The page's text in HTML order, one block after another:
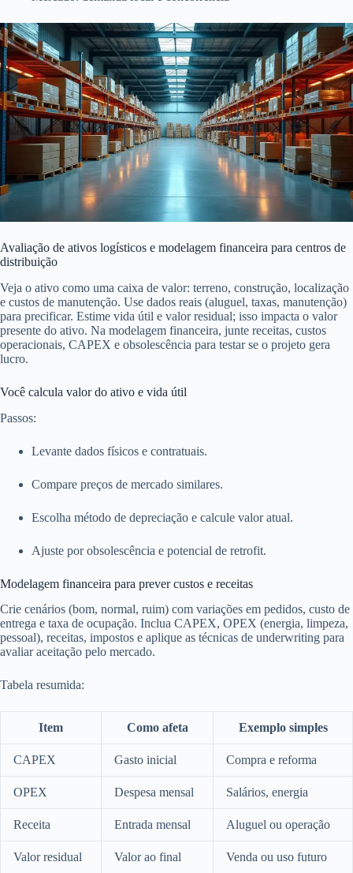
Avaliação de ativos logísticos e modelagem financeira para centros de
distribuição
Veja o ativo como uma caixa de valor: terreno, construção, localização
e custos de manutenção. Use dados reais (aluguel, taxas, manutenção)
para precificar. Estime vida útil e valor residual; isso impacta o valor
presente do ativo. Na modelagem financeira, junte receitas, custos
operacionais, CAPEX e obsolescência para testar se o projeto gera
lucro.
Você calcula valor do ativo e vida útil
Passos:
Levante dados físicos e contratuais.
Compare preços de mercado similares.
Escolha método de depreciação e calcule valor atual.
Ajuste por obsolescência e potencial de retrofit.
Modelagem financeira para prever custos e receitas
Crie cenários (bom, normal, ruim) com variações em pedidos, custo de
entrega e taxa de ocupação. Inclua CAPEX, OPEX (energia, limpeza,
pessoal), receitas, impostos e aplique as técnicas de underwriting para
avaliar aceitação pelo mercado.
Tabela resumida:
Item Como afeta Exemplo simples
CAPEX Gasto inicial Compra e reforma
OPEX Despesa mensal Salários, energia
Receita Entrada mensal Aluguel ou operação
Valor residual Valor ao final
Venda ou uso futuro